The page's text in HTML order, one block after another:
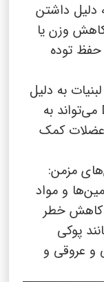
داشتن
وزن یا
حفظ توده
به دلیل
می‌تواند به
عضلات کمک
مزمن:
و مواد
کاهش خطر
پوکی
و عروقی و